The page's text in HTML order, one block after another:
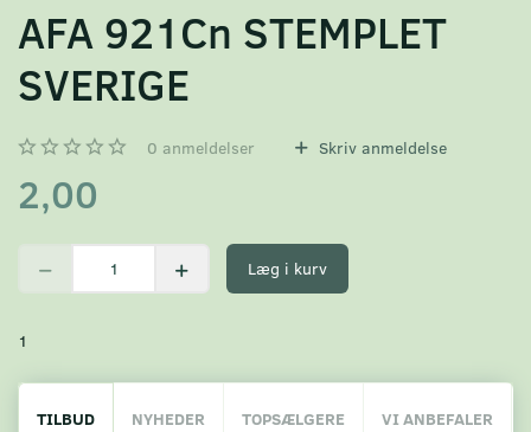
AFA 921Cn STEMPLET
SVERIGE
0 anmeldelser Skriv anmeldelse
2,00
Læg i kurv
1
TILBUD NYHEDER TOPSÆLGERE VI ANBEFALER